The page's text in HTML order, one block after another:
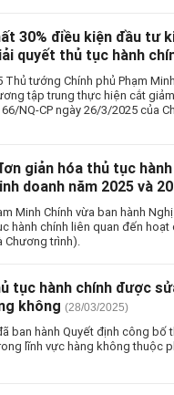
30% điều kiện đầu tư
quyết thủ tục hành
Thủ tướng Chính phủ Phạm
tập trung thực hiện cắt
NQ-CP ngày 26/3/2025 của
giản hóa thủ tục
doanh năm 2025 và
Minh Chính vừa ban hành
hành chính liên quan đến
Chương trình).
tục hành chính được
không (28/03/2025)
ban hành Quyết định công
lĩnh vực hàng không thuộc